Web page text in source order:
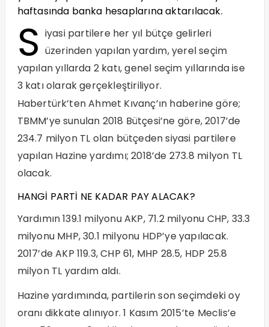
haftasında banka hesaplarına aktarılacak.
S iyasi partilere her yıl bütçe gelirleri
üzerinden yapılan yardım, yerel seçim
yapılan yıllarda 2 katı, genel seçim yıllarında ise
3 katı olarak gerçekleştiriliyor.
Habertürk’ten Ahmet Kıvanç’ın haberine göre;
TBMM’ye sunulan 2018 Bütçesi’ne göre, 2017’de
234.7 milyon TL olan bütçeden siyasi partilere
yapılan Hazine yardımı; 2018’de 273.8 milyon TL
olacak.
HANGİ PARTİ NE KADAR PAY ALACAK?
Yardımın 139.1 milyonu AKP, 71.2 milyonu CHP, 33.3
milyonu MHP, 30.1 milyonu HDP’ye yapılacak.
2017’de AKP 119.3, CHP 61, MHP 28.5, HDP 25.8
milyon TL yardım aldı.
Hazine yardımında, partilerin son seçimdeki oy
oranı dikkate alınıyor. 1 Kasım 2015’te Meclis’e